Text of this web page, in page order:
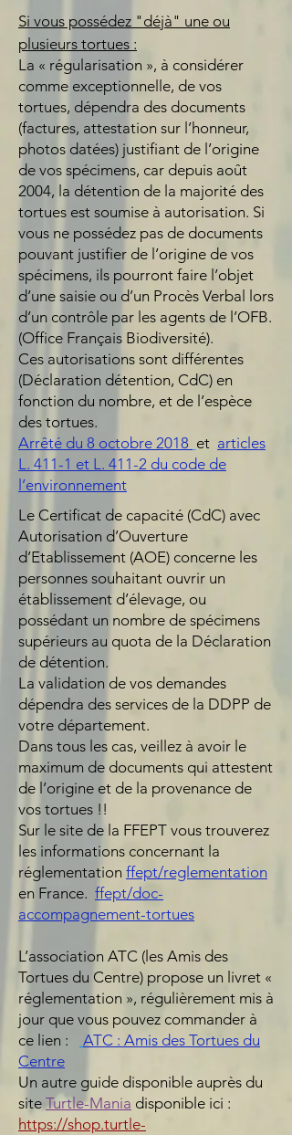
Si vous possédez "déjà" une ou
plusieurs tortues :
La « régularisation », à considérer
comme exceptionnelle, de vos
tortues, dépendra des documents
(factures, attestation sur l’honneur,
photos datées) justifiant de l’origine
de vos spécimens, car depuis août
2004, la détention de la majorité des
tortues est soumise à autorisation. Si
vous ne possédez pas de documents
pouvant justifier de l’origine de vos
spécimens, ils pourront faire l’objet
d’une saisie ou d’un Procès Verbal lors
d’un contrôle par les agents de l’OFB.
(Office Français Biodiversité).
Ces autorisations sont différentes
(Déclaration détention, CdC) en
fonction du nombre, et de l’espèce
des tortues.
Arrêté du 8 octobre 2018 et articles
L. 411-1 et L. 411-2 du code de
l’environnement
Le Certificat de capacité (CdC) avec
Autorisation d’Ouverture
d’Etablissement (AOE) concerne les
personnes souhaitant ouvrir un
établissement d’élevage, ou
possédant un nombre de spécimens
supérieurs au quota de la Déclaration
de détention.
La validation de vos demandes
dépendra des services de la DDPP de
votre département.
Dans tous les cas, veillez à avoir le
maximum de documents qui attestent
de l’origine et de la provenance de
vos tortues !!
Sur le site de la FFEPT vous trouverez
les informations concernant la
réglementation ffept/reglementation
en France. ffept/doc-
accompagnement-tortues
L’association ATC (les Amis des
Tortues du Centre) propose un livret «
réglementation », régulièrement mis à
jour que vous pouvez commander à
ce lien :
ATC : Amis des Tortues du
Centre
Un autre guide disponible auprès du
site Turtle-Mania disponible ici :
https://shop.turtle-